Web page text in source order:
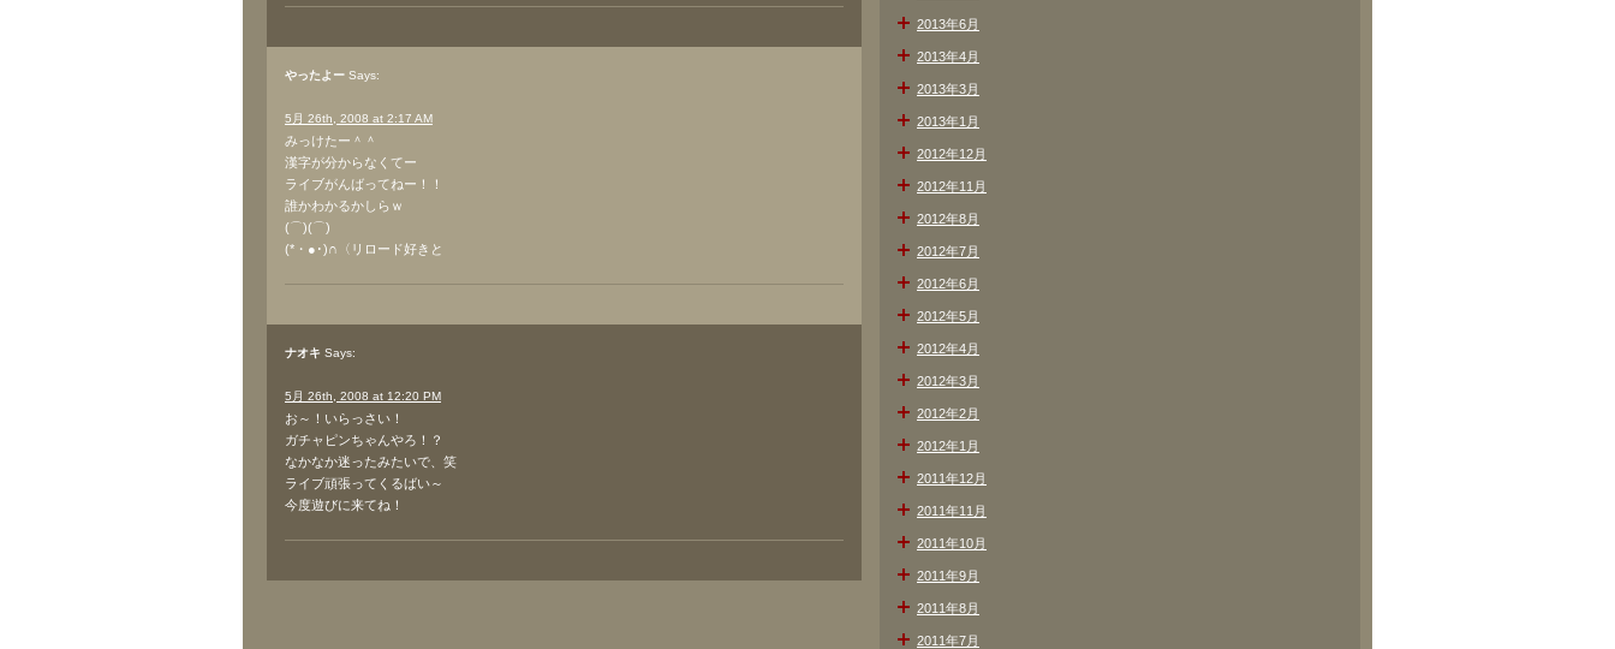
やったよー Says:
5月 26th, 2008 at 2:17 AM
みっけたー＾＾
漢字が分からなくてー
ライブがんばってねー！！
誰かわかるかしらｗ
(⌒)(⌒)
(*・●･)∩〈リロード好きと
ナオキ Says:
5月 26th, 2008 at 12:20 PM
お～！いらっさい！
ガチャピンちゃんやろ！？
なかなか迷ったみたいで、笑
ライブ頑張ってくるばい～
今度遊びに来てね！
2013年6月
2013年4月
2013年3月
2013年1月
2012年12月
2012年11月
2012年8月
2012年7月
2012年6月
2012年5月
2012年4月
2012年3月
2012年2月
2012年1月
2011年12月
2011年11月
2011年10月
2011年9月
2011年8月
2011年7月